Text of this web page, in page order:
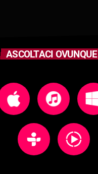
ASCOLTACI OVUNQUE